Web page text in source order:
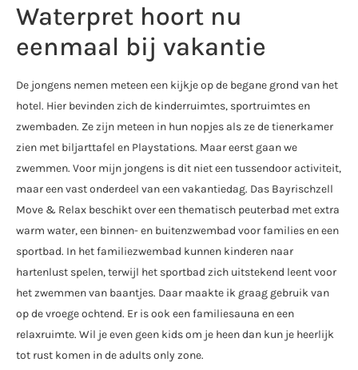
Waterpret hoort nu
eenmaal bij vakantie
De jongens nemen meteen een kijkje op de begane grond van het
hotel. Hier bevinden zich de kinderruimtes, sportruimtes en
zwembaden. Ze zijn meteen in hun nopjes als ze de tienerkamer
zien met biljarttafel en Playstations. Maar eerst gaan we
zwemmen. Voor mijn jongens is dit niet een tussendoor activiteit,
maar een vast onderdeel van een vakantiedag. Das Bayrischzell
Move & Relax beschikt over een thematisch peuterbad met extra
warm water, een binnen- en buitenzwembad voor families en een
sportbad. In het familiezwembad kunnen kinderen naar
hartenlust spelen, terwijl het sportbad zich uitstekend leent voor
het zwemmen van baantjes. Daar maakte ik graag gebruik van
op de vroege ochtend. Er is ook een familiesauna en een
relaxruimte. Wil je even geen kids om je heen dan kun je heerlijk
tot rust komen in de adults only zone.